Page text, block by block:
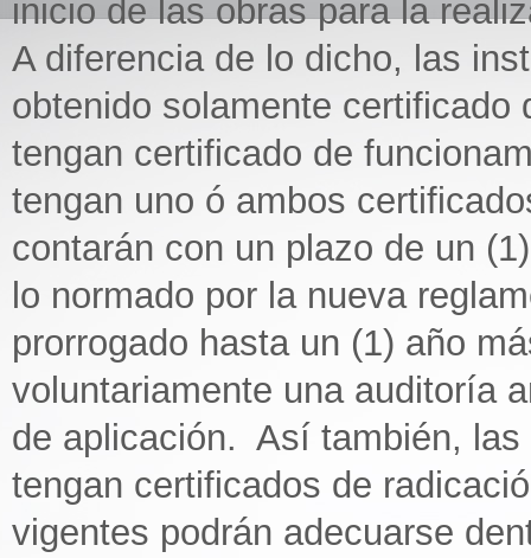
inicio de las obras para la
A diferencia de lo dicho, las
obtenido solamente certificado
tengan certificado de
tengan uno ó ambos
contarán con un plazo de un
lo normado por la nueva
prorrogado hasta un (1) año
voluntariamente una auditoría
de aplicación. Así también,
tengan certificados de
vigentes podrán adecuarse